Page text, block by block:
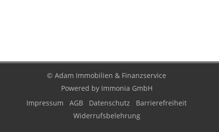
© Adam Immobilien & Finanzservice
Powered by Immonia GmbH
Impressum
AGB Datenschutz
Barrierefreiheit
Widerrufsbelehrung